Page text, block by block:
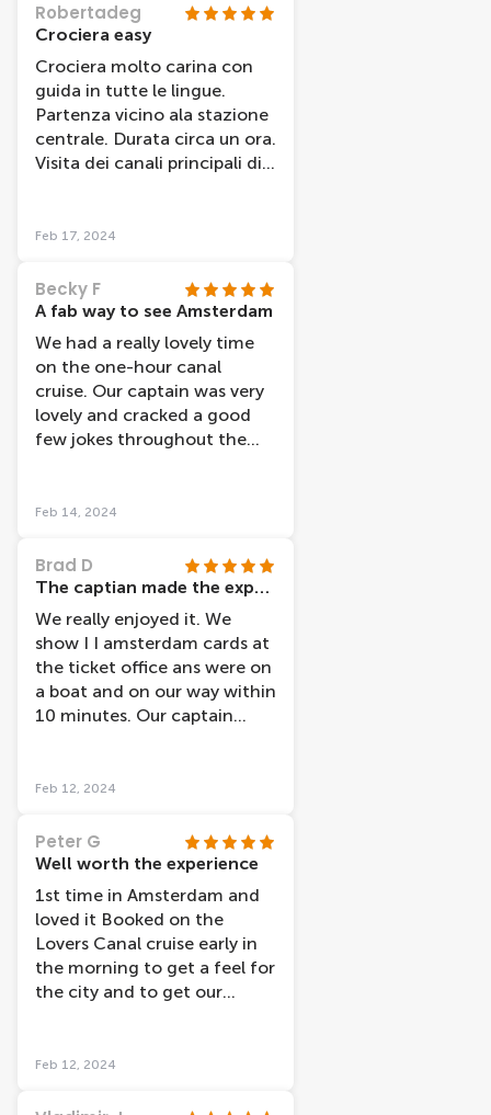
Robertadeg
Crociera easy
Crociera molto carina con
guida in tutte le lingue.
Partenza vicino ala stazione
centrale. Durata circa un ora.
Visita dei canali principali di
Feb 17, 2024
Becky F
A fab way to see Amsterdam
We had a really lovely time
on the one-hour canal
cruise. Our captain was very
lovely and cracked a good
few jokes throughout the
fab idea and there were so
available which was a really
pleasant surprise. We learned
so much about the history of
the city and the tour even
helped us to find places to
visit again in further detail
after the tour. The price was
extremely reasonable
boat even left a little early
would definitely recommend
it!
Feb 14, 2024
Brad D
The captian made the experience
We really enjoyed it. We
show I I amsterdam cards at
the ticket office ans were on
a boat and on our way within
10 minutes. Our captain
knowledge of the area, he
and they were also lovely.
The facilties were clean. If I
hadn't have had the I
amsterdam card I would
have still paid what the price
was (which I think is
reasonable).
Feb 12, 2024
Peter G
Well worth the experience
1st time in Amsterdam and
loved it Booked on the
Lovers Canal cruise early in
the morning to get a feel for
the city and to get our
and the comentry was good
Feb 12, 2024